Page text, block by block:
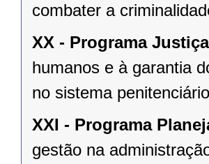
combater a
XX - Programa
humanos e à garantia
no sistema
XXI - Programa
gestão na